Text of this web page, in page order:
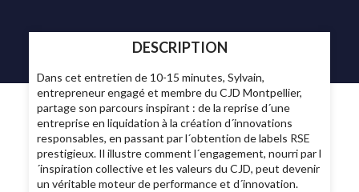
DESCRIPTION
Dans cet entretien de 10-15 minutes, Sylvain,
entrepreneur engagé et membre du CJD Montpellier,
partage son parcours inspirant : de la reprise d´une
entreprise en liquidation à la création d´innovations
responsables, en passant par l´obtention de labels RSE
prestigieux. Il illustre comment l´engagement, nourri par l
´inspiration collective et les valeurs du CJD, peut devenir
un véritable moteur de performance et d´innovation.